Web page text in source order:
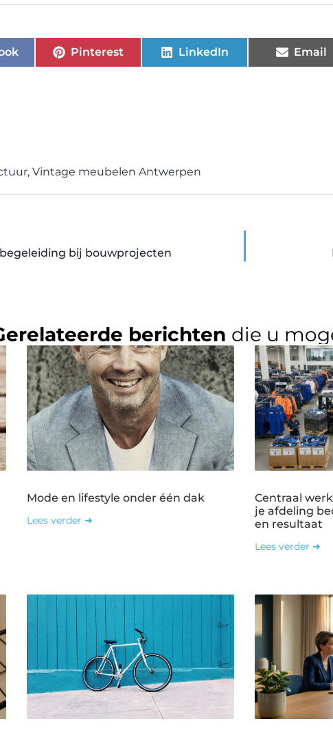
Pinterest LinkedIn Email
, Vintage meubelen Antwerpen
bij bouwprojecten
berichten die u
Mode en lifestyle onder één dak
Lees verder ➜
Centraal
je afdeling
en resultaat
Lees verder ➜